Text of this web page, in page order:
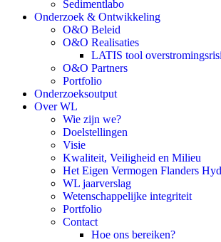
Sedimentlabo
Onderzoek & Ontwikkeling
O&O Beleid
O&O Realisaties
LATIS tool
O&O Partners
Portfolio
Onderzoeksoutput
Over WL
Wie zijn we?
Doelstellingen
Visie
Kwaliteit, Veiligheid en Milieu
Het Eigen Vermogen Flanders
WL jaarverslag
Wetenschappelijke integriteit
Portfolio
Contact
Hoe ons bereiken?